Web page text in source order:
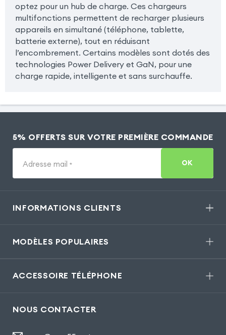
optez pour un hub de charge. Ces chargeurs
multifonctions permettent de recharger plusieurs
appareils en simultané (téléphone, tablette,
batterie externe), tout en réduisant
l’encombrement. Certains modèles sont dotés des
technologies Power Delivery et GaN, pour une
charge rapide, intelligente et sans surchauffe.
5% OFFERTS SUR VOTRE PREMIÈRE COMMANDE
Adresse mail * OK
INFORMATIONS CLIENTS
MODÈLES POPULAIRES
ACCESSOIRE TÉLÉPHONE
NOUS CONTACTER